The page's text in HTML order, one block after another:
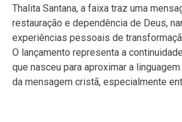
Thalita Santana, a faixa traz uma
restauração e dependência de Deus,
experiências pessoais de
O lançamento representa a
que nasceu para aproximar a
da mensagem cristã, especialmente